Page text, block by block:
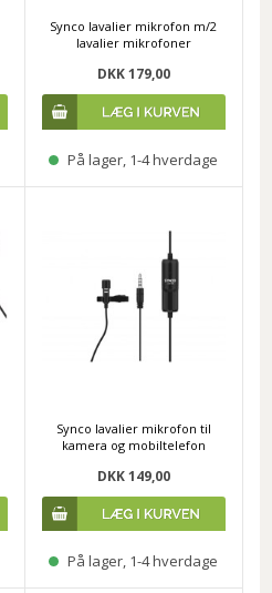
Synco lavalier mikrofon m/2
lavalier mikrofoner
DKK 179,00
På lager, 1-4 hverdage
Synco lavalier mikrofon til
kamera og mobiltelefon
DKK 149,00
På lager, 1-4 hverdage